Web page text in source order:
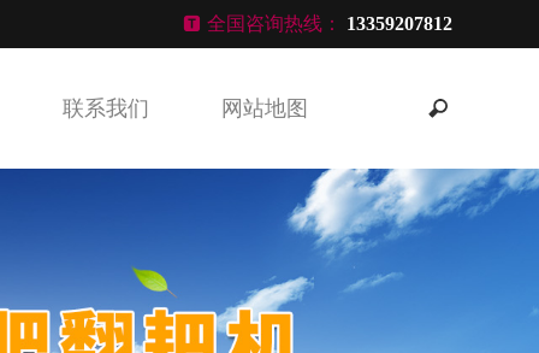
全国咨询热线： 13359207812
联系我们 网站地图